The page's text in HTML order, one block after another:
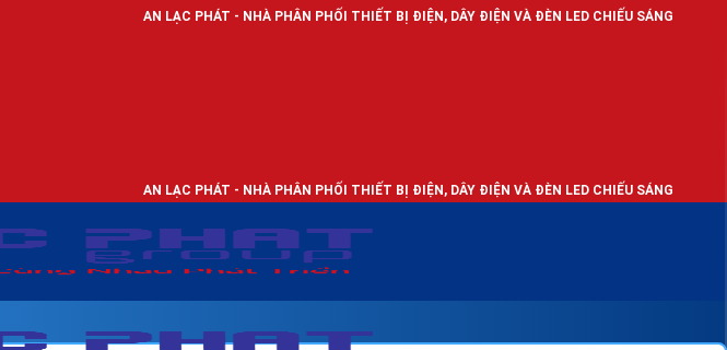
AN LẠC PHÁT - NHÀ PHÂN PHỐI THIẾT BỊ ĐIỆN, DÂY ĐIỆN VÀ ĐÈN LED CHIẾU SÁNG
AN LẠC PHÁT - NHÀ PHÂN PHỐI THIẾT BỊ ĐIỆN, DÂY ĐIỆN VÀ ĐÈN LED CHIẾU SÁNG